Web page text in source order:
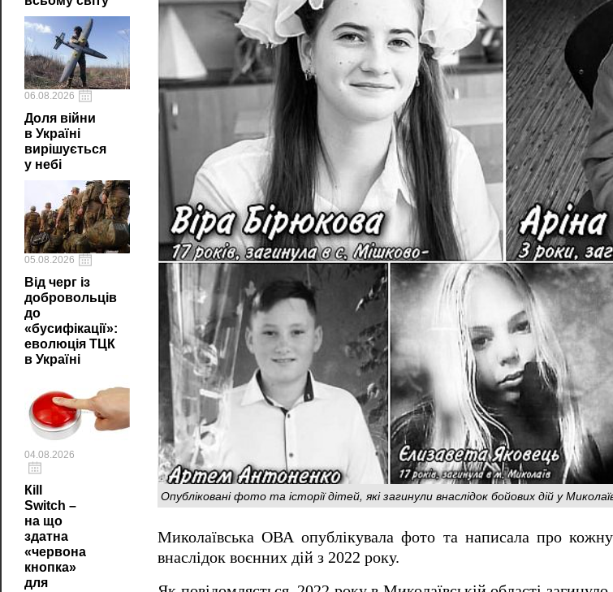
06.08.2026
Доля війни
в Україні
вирішується
у небі
05.08.2026
Від черг із
добровольців
до
«бусифікації»:
еволюція ТЦК
в Україні
04.08.2026
Кill
Switch –
на що
здатна
«червона
кнопка»
для
Опубліковані фото та історії дітей, які загинули внаслідок бойових дій у
Миколаївська ОВА опублікувала фото та написала про
внаслідок воєнних дій з 2022 року.